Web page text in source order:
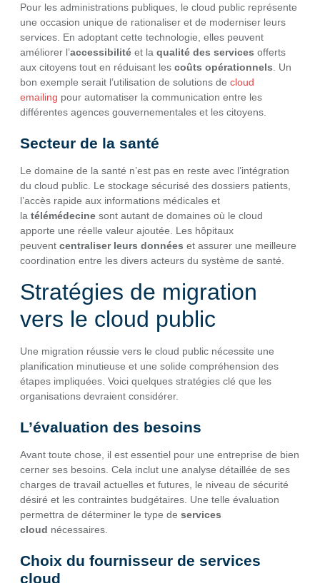
Pour les administrations publiques, le cloud public représente
une occasion unique de rationaliser et de moderniser leurs
services. En adoptant cette technologie, elles peuvent
améliorer l’accessibilité et la qualité des services offerts
aux citoyens tout en réduisant les coûts opérationnels . Un
bon exemple serait l’utilisation de solutions de cloud
emailing pour automatiser la communication entre les
différentes agences gouvernementales et les citoyens.
Secteur de la santé
Le domaine de la santé n’est pas en reste avec l’intégration
du cloud public. Le stockage sécurisé des dossiers patients,
l’accès rapide aux informations médicales et
la télémédecine sont autant de domaines où le cloud
apporte une réelle valeur ajoutée. Les hôpitaux
peuvent centraliser leurs données et assurer une meilleure
coordination entre les divers acteurs du système de santé.
Stratégies de migration
vers le cloud public
Une migration réussie vers le cloud public nécessite une
planification minutieuse et une solide compréhension des
étapes impliquées. Voici quelques stratégies clé que les
organisations devraient considérer.
L’évaluation des besoins
Avant toute chose, il est essentiel pour une entreprise de bien
cerner ses besoins. Cela inclut une analyse détaillée de ses
charges de travail actuelles et futures, le niveau de sécurité
désiré et les contraintes budgétaires. Une telle évaluation
permettra de déterminer le type de services
cloud nécessaires.
Choix du fournisseur de services
cloud